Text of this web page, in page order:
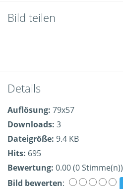
Bild teilen
Details
Auflösung: 79x57
Downloads: 3
Dateigröße: 9.4 KB
Hits: 695
Bewertung: 0.00 (0 Stimme(n))
Bild bewerten: